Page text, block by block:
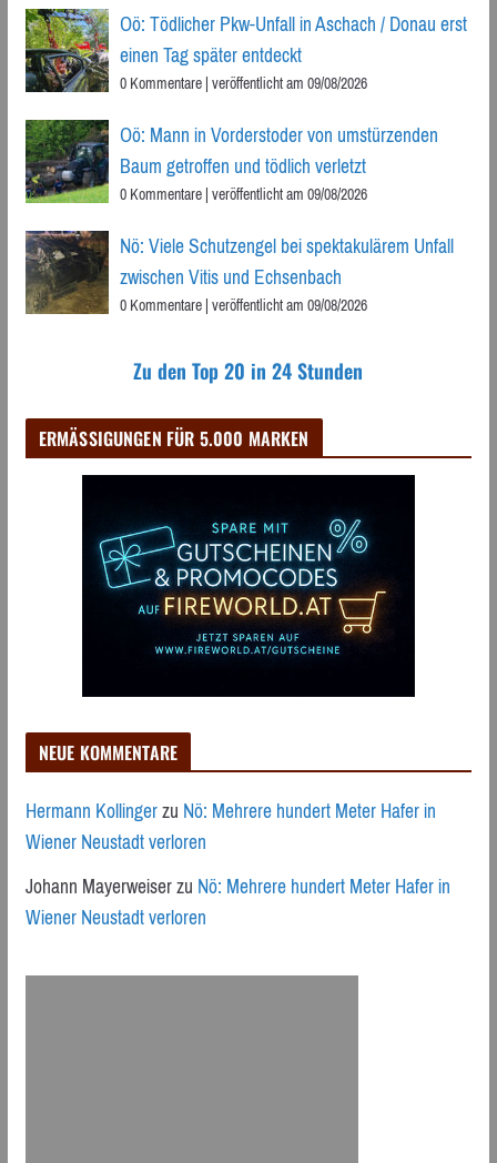
Oö: Tödlicher Pkw-Unfall in Aschach / Donau erst
einen Tag später entdeckt
0 Kommentare|veröffentlicht am 09/08/2026
Oö: Mann in Vorderstoder von umstürzenden
Baum getroffen und tödlich verletzt
0 Kommentare|veröffentlicht am 09/08/2026
Nö: Viele Schutzengel bei spektakulärem Unfall
zwischen Vitis und Echsenbach
0 Kommentare|veröffentlicht am 09/08/2026
Zu den Top 20 in 24 Stunden
ERMÄSSIGUNGEN FÜR 5.000 MARKEN
NEUE KOMMENTARE
Hermann KollingerzuNö: Mehrere hundert Meter Hafer in
Wiener Neustadt verloren
Johann MayerweiserzuNö: Mehrere hundert Meter Hafer in
Wiener Neustadt verloren